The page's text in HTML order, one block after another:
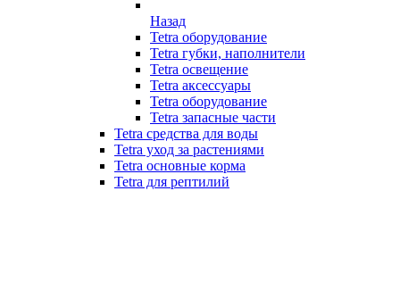
Назад
Tetra оборудование
Tetra губки, наполнители
Tetra освещение
Tetra аксессуары
Tetra оборудование
Tetra запасные части
Tetra средства для воды
Tetra уход за растениями
Tetra основные корма
Tetra для рептилий